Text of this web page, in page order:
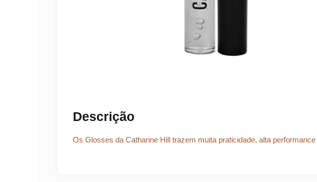
Descrição
Os Glosses da Catharine Hill trazem muita praticidade, alta performance